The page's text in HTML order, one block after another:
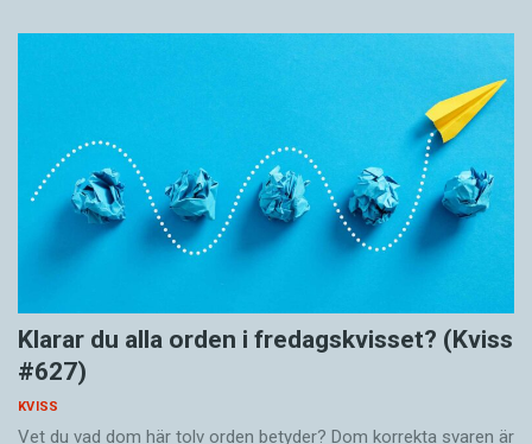
Klarar du alla orden i fredagskvisset? (Kviss
#627)
KVISS
Vet du vad dom här tolv orden betyder? Dom korrekta svaren är